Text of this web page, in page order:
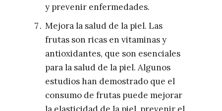
y prevenir enfermedades.
Mejora la salud de la piel. Las
frutas son ricas en vitaminas y
antioxidantes, que son esenciales
para la salud de la piel. Algunos
estudios han demostrado que el
consumo de frutas puede mejorar